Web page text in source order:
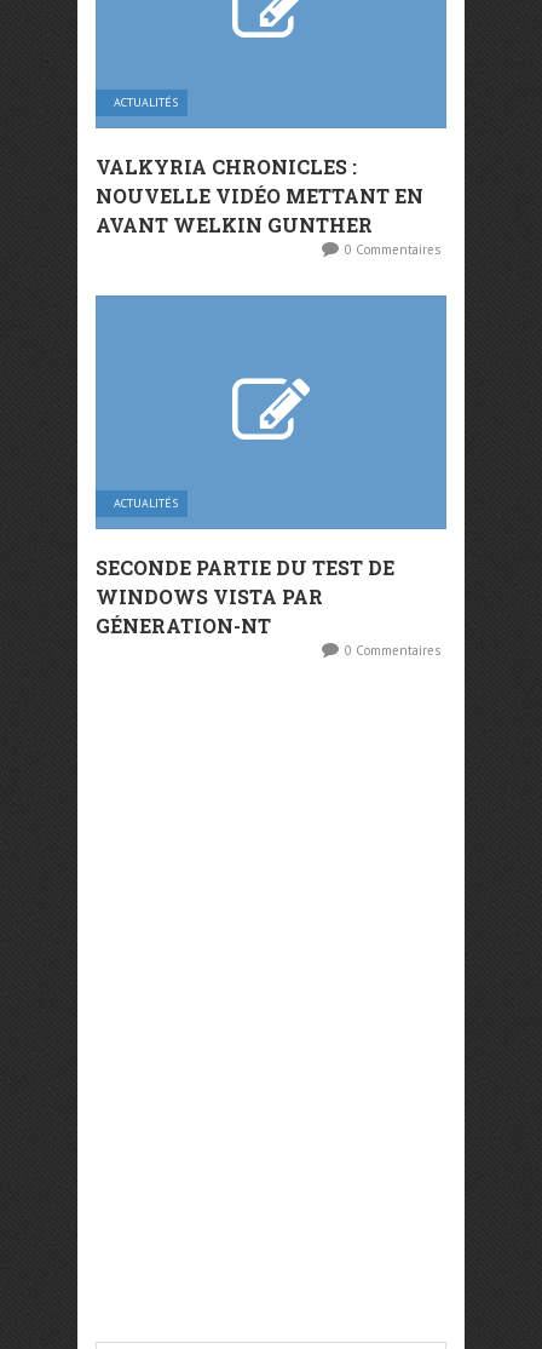
ACTUALITÉS
VALKYRIA CHRONICLES :
NOUVELLE VIDÉO METTANT EN
AVANT WELKIN GUNTHER
0 Commentaires
ACTUALITÉS
SECONDE PARTIE DU TEST DE
WINDOWS VISTA PAR
GÉNERATION-NT
0 Commentaires